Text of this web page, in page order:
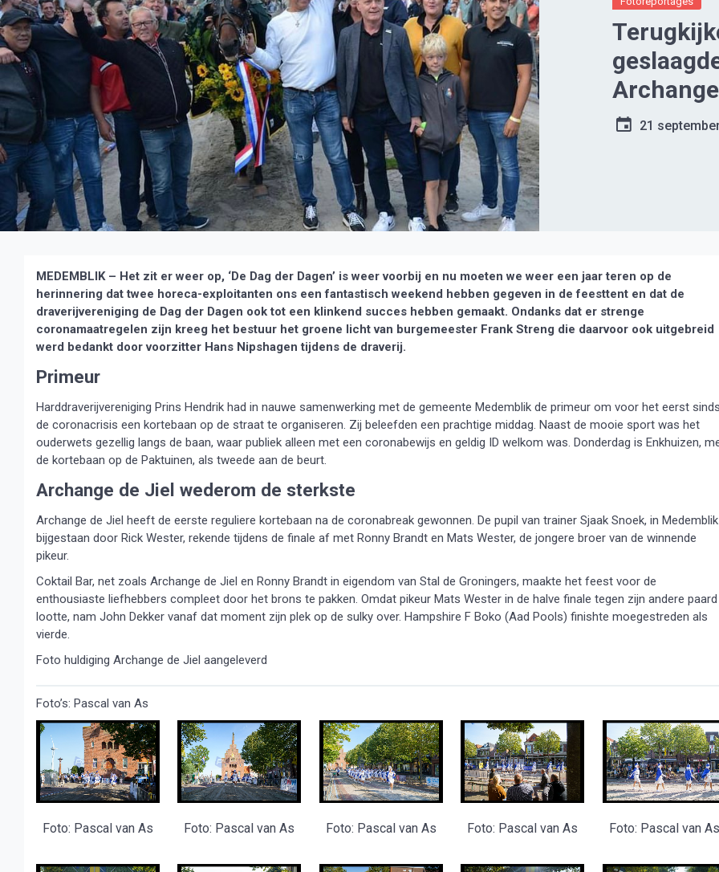
succes
21
MEDEMBLIK – Het zit er weer op, ‘De Dag der Dagen’ is weer voorbij en nu moeten we weer een jaar teren op de
herinnering dat twee horeca-exploitanten ons een fantastisch weekend hebben gegeven in de feesttent en dat de
draverijvereniging de Dag der Dagen ook tot een klinkend succes hebben gemaakt. Ondanks dat er strenge
coronamaatregelen zijn kreeg het bestuur het groene licht van burgemeester Frank Streng die daarvoor ook uitgebreid
werd bedankt door voorzitter Hans Nipshagen tijdens de draverij.
Primeur
Harddraverijvereniging Prins Hendrik had in nauwe samenwerking met de gemeente Medemblik de primeur om voor het eerst
de coronacrisis een kortebaan op de straat te organiseren. Zij beleefden een prachtige middag. Naast de mooie sport was het
ouderwets gezellig langs de baan, waar publiek alleen met een coronabewijs en geldig ID welkom was. Donderdag is Enkhuizen,
de kortebaan op de Paktuinen, als tweede aan de beurt.
Archange de Jiel wederom de sterkste
Archange de Jiel heeft de eerste reguliere kortebaan na de coronabreak gewonnen. De pupil van trainer Sjaak Snoek, in Medemblik
bijgestaan door Rick Wester, rekende tijdens de finale af met Ronny Brandt en Mats Wester, de jongere broer van de winnende
pikeur.
Coktail Bar, net zoals Archange de Jiel en Ronny Brandt in eigendom van Stal de Groningers, maakte het feest voor de
enthousiaste liefhebbers compleet door het brons te pakken. Omdat pikeur Mats Wester in de halve finale tegen zijn andere paard
lootte, nam John Dekker vanaf dat moment zijn plek op de sulky over. Hampshire F Boko (Aad Pools) finishte moegestreden als
vierde.
Foto huldiging Archange de Jiel aangeleverd
Foto’s: Pascal van As
Foto: Pascal van As Foto: Pascal van As Foto: Pascal van As Foto: Pascal van As Foto: Pascal van As